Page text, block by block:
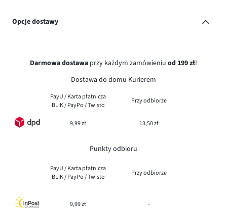
Opcje dostawy
Darmowa dostawa przy każdym zamówieniu od 199 zł!
Dostawa do domu Kurierem
PayU / Karta płatnicza
BLIK / PayPo / Twisto
Przy odbiorze
9,99 zł 13,50 zł
Punkty odbioru
PayU / Karta płatnicza
BLIK / PayPo / Twisto
Przy odbiorze
9,99 zł -